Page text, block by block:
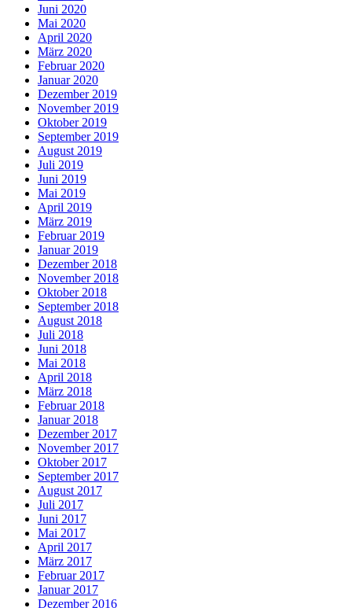
Juni 2020
Mai 2020
April 2020
März 2020
Februar 2020
Januar 2020
Dezember 2019
November 2019
Oktober 2019
September 2019
August 2019
Juli 2019
Juni 2019
Mai 2019
April 2019
März 2019
Februar 2019
Januar 2019
Dezember 2018
November 2018
Oktober 2018
September 2018
August 2018
Juli 2018
Juni 2018
Mai 2018
April 2018
März 2018
Februar 2018
Januar 2018
Dezember 2017
November 2017
Oktober 2017
September 2017
August 2017
Juli 2017
Juni 2017
Mai 2017
April 2017
März 2017
Februar 2017
Januar 2017
Dezember 2016